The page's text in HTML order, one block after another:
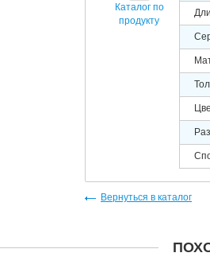
Каталог по
продукту
Вернуться в каталог